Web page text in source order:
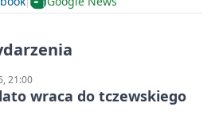
21:00
wraca do tczewskiego